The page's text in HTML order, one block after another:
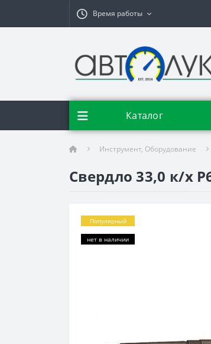
Время работы
Каталог
Инструмент, Оборудование
Свердло 33,0 к/х
Популярный
нет в наличии